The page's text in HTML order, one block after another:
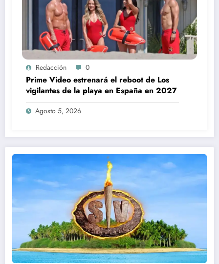
Redacción 0
Prime Video estrenará el reboot de Los
vigilantes de la playa en España en 2027
Agosto 5, 2026